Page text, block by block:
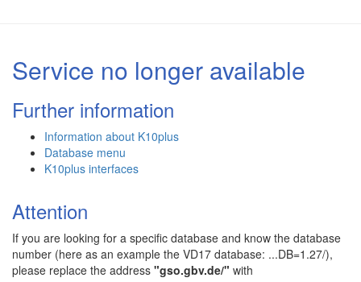
Service no longer available
Further information
Information about K10plus
Database menu
K10plus interfaces
Attention
If you are looking for a specific database and know the database
number (here as an example the VD17 database: ...DB=1.27/),
please replace the address "gso.gbv.de/" with